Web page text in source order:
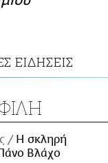
ΕΙΔΗΣΕΙΣ
H σκληρή
Βλάχο